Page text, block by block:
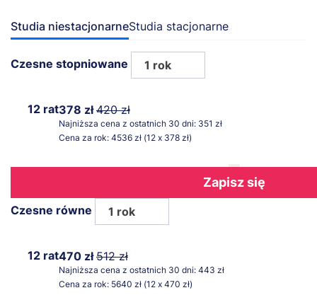
Studia niestacjonarneStudia stacjonarne
Czesne stopniowane 1 rok
12 rat378 zł420 zł
Najniższa cena z ostatnich 30 dni: 351 zł
Cena za rok: 4536 zł (12 x 378 zł)
Zapisz się
Czesne równe 1 rok
12 rat470 zł512 zł
Najniższa cena z ostatnich 30 dni: 443 zł
Cena za rok: 5640 zł (12 x 470 zł)